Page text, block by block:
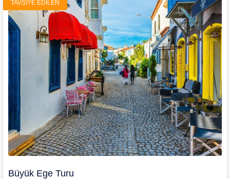
TAVSIYE EDILEN
Büyük Ege Turu